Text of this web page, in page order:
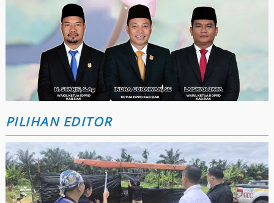
PILIHAN EDITOR